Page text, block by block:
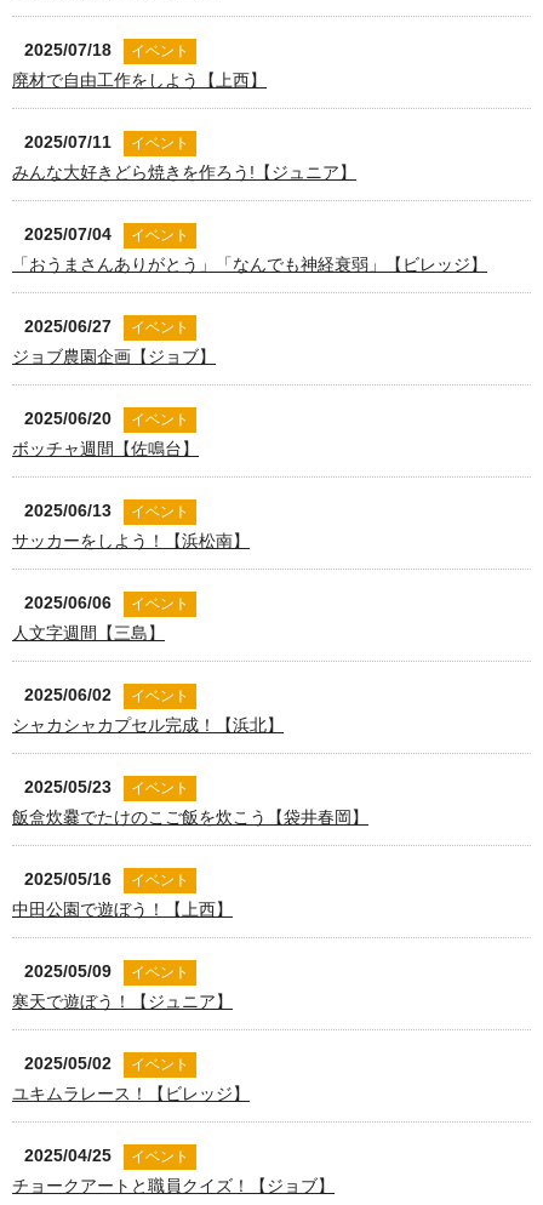
2025/07/18 イベント
廃材で自由工作をしよう【上西】
2025/07/11 イベント
みんな大好きどら焼きを作ろう!【ジュニア】
2025/07/04 イベント
「おうまさんありがとう」「なんでも神経衰弱」【ビレッジ】
2025/06/27 イベント
ジョブ農園企画【ジョブ】
2025/06/20 イベント
ボッチャ週間【佐鳴台】
2025/06/13 イベント
サッカーをしよう！【浜松南】
2025/06/06 イベント
人文字週間【三島】
2025/06/02 イベント
シャカシャカプセル完成！【浜北】
2025/05/23 イベント
飯盒炊爨でたけのこご飯を炊こう【袋井春岡】
2025/05/16 イベント
中田公園で遊ぼう！【上西】
2025/05/09 イベント
寒天で遊ぼう！【ジュニア】
2025/05/02 イベント
ユキムラレース！【ビレッジ】
2025/04/25 イベント
チョークアートと職員クイズ！【ジョブ】